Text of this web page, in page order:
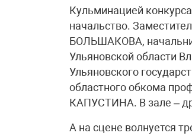
Кульминацией
начальство.
БОЛЬШАКОВА,
Ульяновской области
Ульяновского
областного обкома
КАПУСТИНА. В зале –
А на сцене волнуется